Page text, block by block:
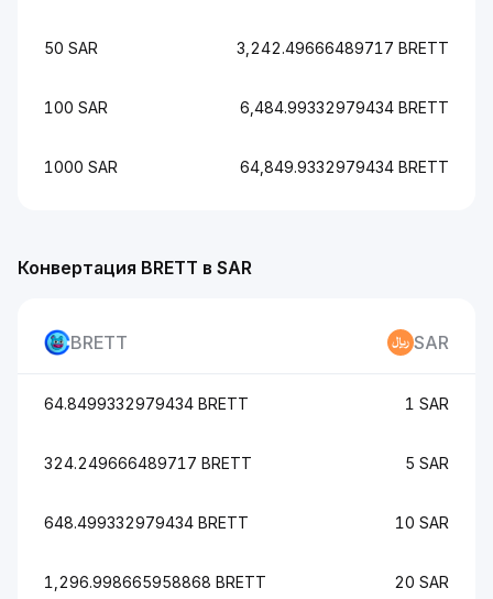
Конвертация BRETT в SAR
BRETT SAR
64.8499332979434 BRETT 1 SAR
324.249666489717 BRETT 5 SAR
648.499332979434 BRETT 10 SAR
1,296.998665958868 BRETT 20 SAR
50 SAR 3,242.49666489717 BRETT
100 SAR 6,484.99332979434 BRETT
1000 SAR 64,849.9332979434 BRETT